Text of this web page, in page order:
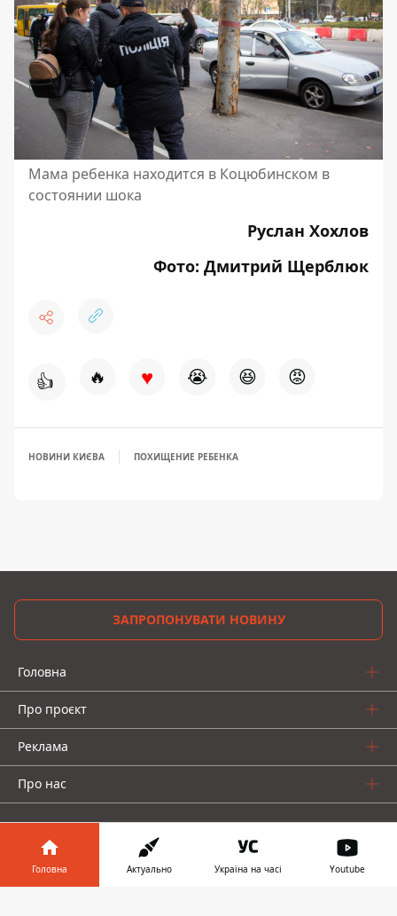
Мама ребенка находится в Коцюбинском в
состоянии шока
Руслан Хохлов
Фото: Дмитрий Щерблюк
👍 🔥 ♥ 😭 😆 😡
НОВИНИ КИЄВА ПОХИЩЕНИЕ РЕБЕНКА
ЗАПРОПОНУВАТИ НОВИНУ
Головна
Про проєкт
Реклама
Про нас
Головна Актуально Україна на часі Youtube